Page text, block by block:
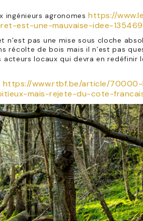
ingénieurs agronomeshttps://
est-une-mauvaise-idee-
pas une mise sous cloche
récolte de bois mais il n’est pas
locaux qui devra en redéfinir
https://www.rtbf.be/article/
mais-rejete-du-cote-